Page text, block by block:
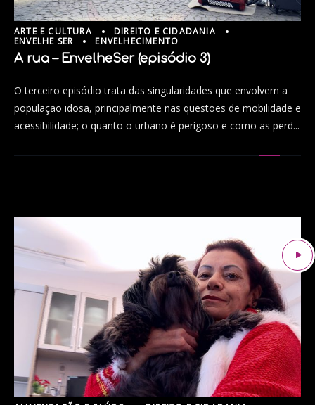
ARTE E CULTURA
DIREITO E CIDADANIA
ENVELHE SER
ENVELHECIMENTO
A rua – EnvelheSer (episódio 3)
O terceiro episódio trata das singularidades que envolvem a
população idosa, principalmente nas questões de mobilidade e
acessibilidade; o quanto o urbano é perigoso e como as perd...